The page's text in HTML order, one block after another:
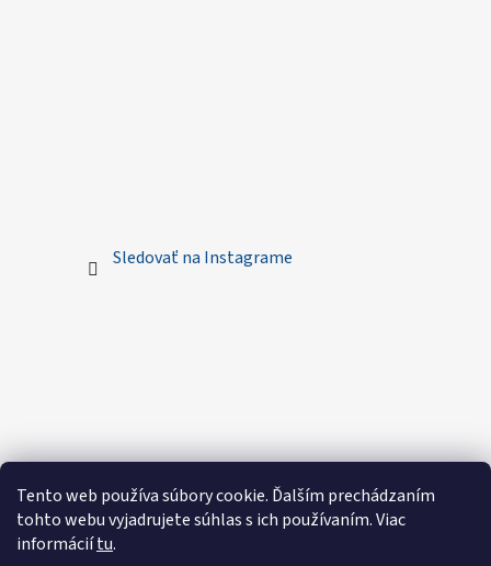
Tento web používa súbory cookie. Ďalším prechádzaním
tohto webu vyjadrujete súhlas s ich používaním. Viac
informáciítu.
Sledovať na Instagrame